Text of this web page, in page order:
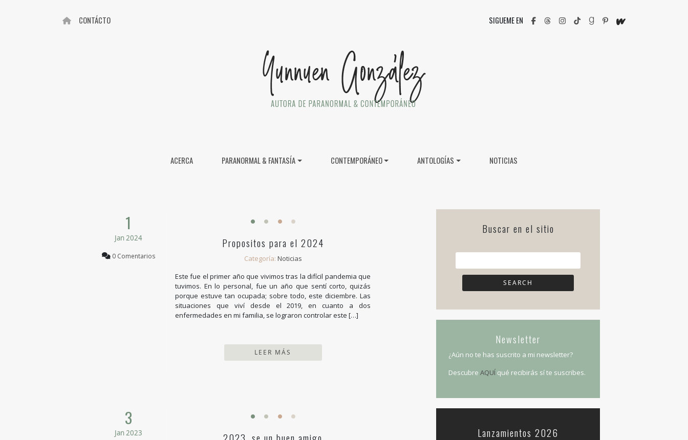
CONTÁCTO SIGUEME EN
ACERCA PARANORMAL & FANTASÍA CONTEMPORÁNEO ANTOLOGÍAS NOTICIAS
1
Jan 2024
0 Comentarios
Propositos para el 2024
Categoría: Noticias
Este fue el primer año que vivimos tras la difícil pandemia que
tuvimos. En lo personal, fue un año que sentí corto, quizás
porque estuve tan ocupada; sobre todo, este diciembre. Las
situaciones que viví desde el 2019, en cuanto a dos
enfermedades en mi familia, se lograron controlar este […]
LEER MÁS
3
Jan 2023
Buscar en el sitio
Newsletter
¿Aún no te has suscrito a mi newsletter?
Descubre AQUÍ qué recibirás sí te suscribes.
Lanzamientos 2026